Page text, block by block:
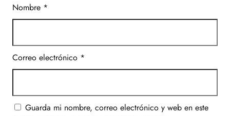
Nombre *
Correo electrónico *
Guarda mi nombre, correo electrónico y web en este